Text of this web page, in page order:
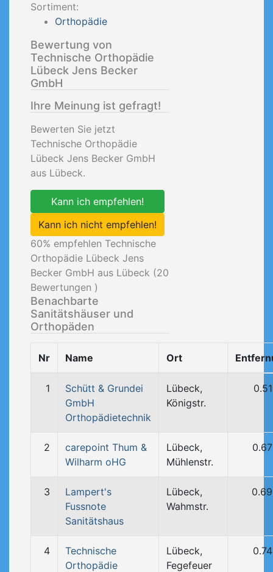
Sortiment:
Orthopädie
Bewertung von
Technische Orthopädie
Lübeck Jens Becker
GmbH
Ihre Meinung ist gefragt!
Bewerten Sie jetzt
Technische Orthopädie
Lübeck Jens Becker GmbH
aus Lübeck.
Kann ich empfehlen!
Kann ich nicht empfehlen!
60% empfehlen Technische
Orthopädie Lübeck Jens
Becker GmbH aus Lübeck (20
Bewertungen )
Benachbarte
Sanitätshäuser und
Orthopäden
Nr Name Ort
1
Schütt & Grundei
GmbH
Orthopädietechnik
Lübeck,
Königstr.
2
carepoint Thum &
Wilharm oHG
Lübeck,
Mühlenstr.
3
Lampert's
Fussnote
Sanitätshaus
Lübeck,
Wahmstr.
4
Technische
Orthopädie
Lübeck,
Fegefeuer